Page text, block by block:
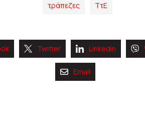
τράπεζες ΤτΕ
Twitter Linkedin
Email